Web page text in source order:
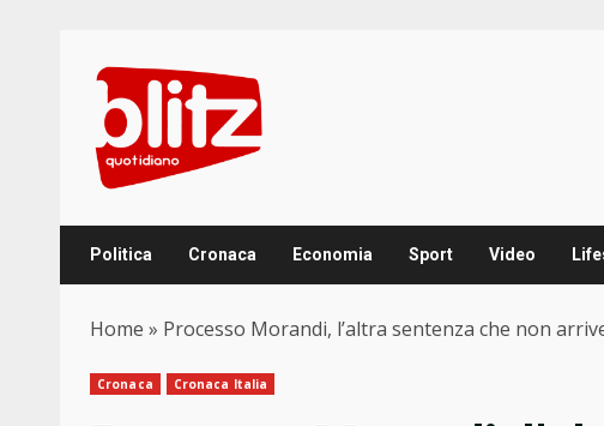
content
Politica Cronaca Economia Sport Video
Home » Processo Morandi, l’altra sentenza che non
Cronaca Cronaca Italia